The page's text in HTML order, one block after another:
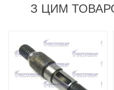
З ЦИМ